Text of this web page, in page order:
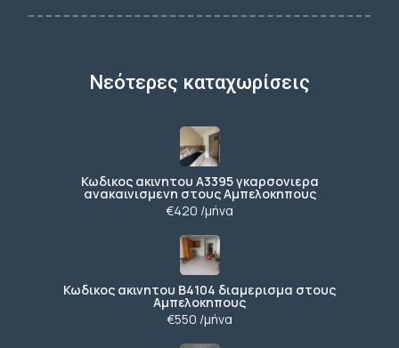
Νεότερες καταχωρίσεις
Κωδικος ακινητου Α3395 γκαρσονιερα
ανακαινισμενη στους Αμπελοκηπους
€420 /μήνα
Κωδικος ακινητου Β4104 διαμερισμα στους
Αμπελοκηπους
€550 /μήνα